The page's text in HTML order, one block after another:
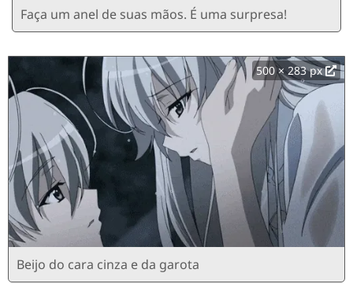
Faça um anel de suas mãos. É uma surpresa!
500 × 283 px
Beijo do cara cinza e da garota